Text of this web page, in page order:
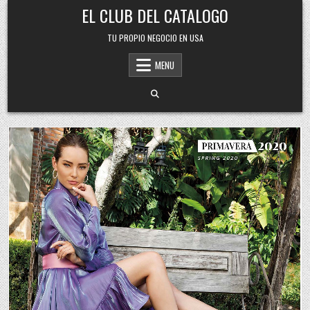
Skip
to
content
EL CLUB DEL CATALOGO
TU PROPIO NEGOCIO EN USA
MENU